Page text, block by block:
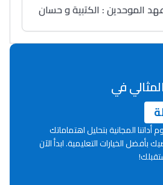
عهد الموحدين : الكتبية و حسان
في
المجانية بتحليل اهتماماتك
الخيارات التعليمية. ابدأ الآن